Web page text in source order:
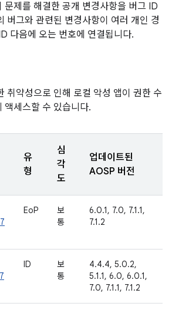
문제를 해결한 공개 변경사항을 버그 ID
버그와 관련된 변경사항이 여러 개인 경
다음에 오는 번호에 연결됩니다.
취약성으로 인해 로컬 악성 앱이 권한 수
액세스할 수 있습니다.
유
형
심
각
도
업데이트된
AOSP 버전
EoP
보
통
6.0.1, 7.0, 7.1.1,
7.1.2
ID
보
통
4.4.4, 5.0.2,
5.1.1, 6.0, 6.0.1,
7.0, 7.1.1, 7.1.2